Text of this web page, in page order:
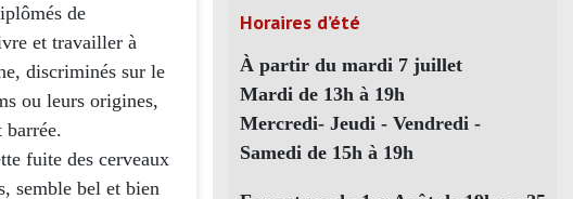
de
et travailler à
discriminés sur le
ou leurs origines,
barrée.
fuite des cerveaux
semble bel et bien
Horaires d’été
À partir du mardi 7 juillet
Mardi de 13h à 19h
Mercredi- Jeudi - Vendredi -
Samedi de 15h à 19h